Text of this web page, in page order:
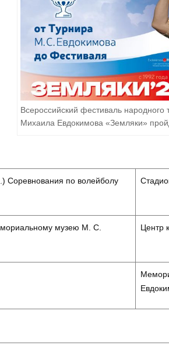
Всероссийский фестиваль народного
Михаила Евдокимова «Земляки»
Соревнования по волейболу
музею М. С.
Центр